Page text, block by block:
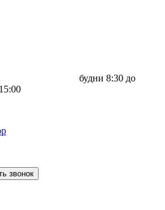
будни 8:30 до
звонок